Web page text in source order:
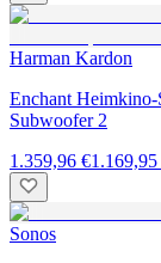
Harman Kardon
Enchant Heimkino-
Subwoofer 2
1.359,96 €1.169,95
Sonos